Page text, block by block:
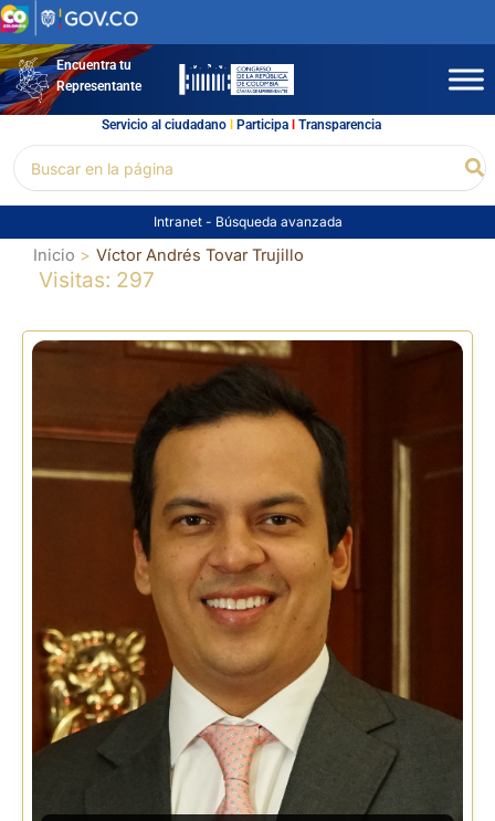
Ir
al
contenidoEncuentra tu
Representante
Servicio al ciudadano l Participal Transparencia
por:
Intranet - Búsqueda avanzada
Inicio Víctor Andrés Tovar Trujillo
Visitas: 297